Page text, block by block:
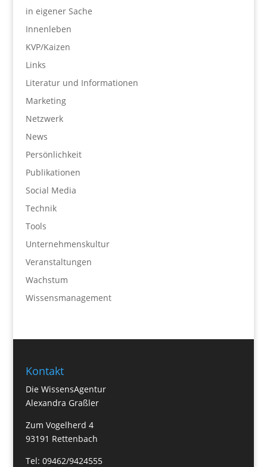
in eigener Sache
Innenleben
KVP/Kaizen
Links
Literatur und Informationen
Marketing
Netzwerk
News
Persönlichkeit
Publikationen
Social Media
Technik
Tools
Unternehmenskultur
Veranstaltungen
Wachstum
Wissensmanagement
Kontakt
Die WissensAgentur
Alexandra Graßler
Zum Vogelherd 4
93191 Rettenbach
Tel: 09462/9424555